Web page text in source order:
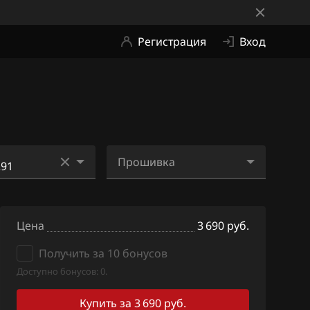
Регистрация Вход
Прошивка
C00_ME2Zi8_(750).bin
39102-
C00_ME2Zi8.bin
Цена
3 690 руб.
Получить за 10 бонусов
Доступно бонусов: 0.
Купить за 3 690 руб.